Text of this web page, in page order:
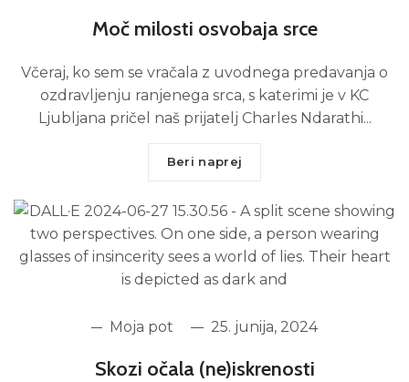
Moč milosti osvobaja srce
Včeraj, ko sem se vračala z uvodnega predavanja o
ozdravljenju ranjenega srca, s katerimi je v KC
Ljubljana pričel naš prijatelj Charles Ndarathi...
Beri naprej
Moja pot 25. junija, 2024
Skozi očala (ne)iskrenosti